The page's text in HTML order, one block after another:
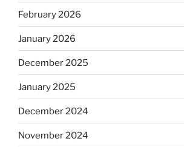
February 2026
January 2026
December 2025
January 2025
December 2024
November 2024